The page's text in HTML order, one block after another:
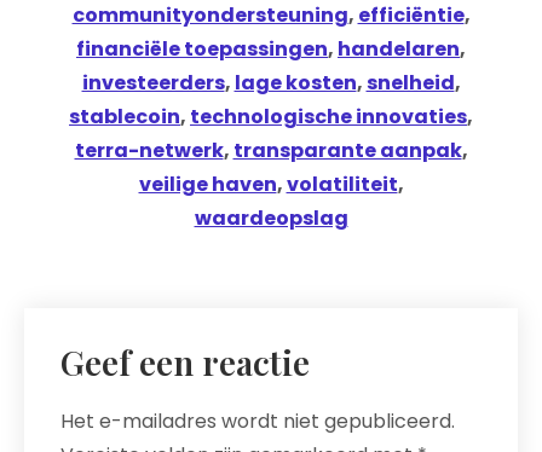
communityondersteuning, efficiëntie,
financiële toepassingen, handelaren,
investeerders, lage kosten,snelheid,
stablecoin, technologische innovaties,
terra-netwerk, transparante aanpak,
veilige haven,volatiliteit,
waardeopslag
Geef een reactie
Het e-mailadres wordt niet gepubliceerd.